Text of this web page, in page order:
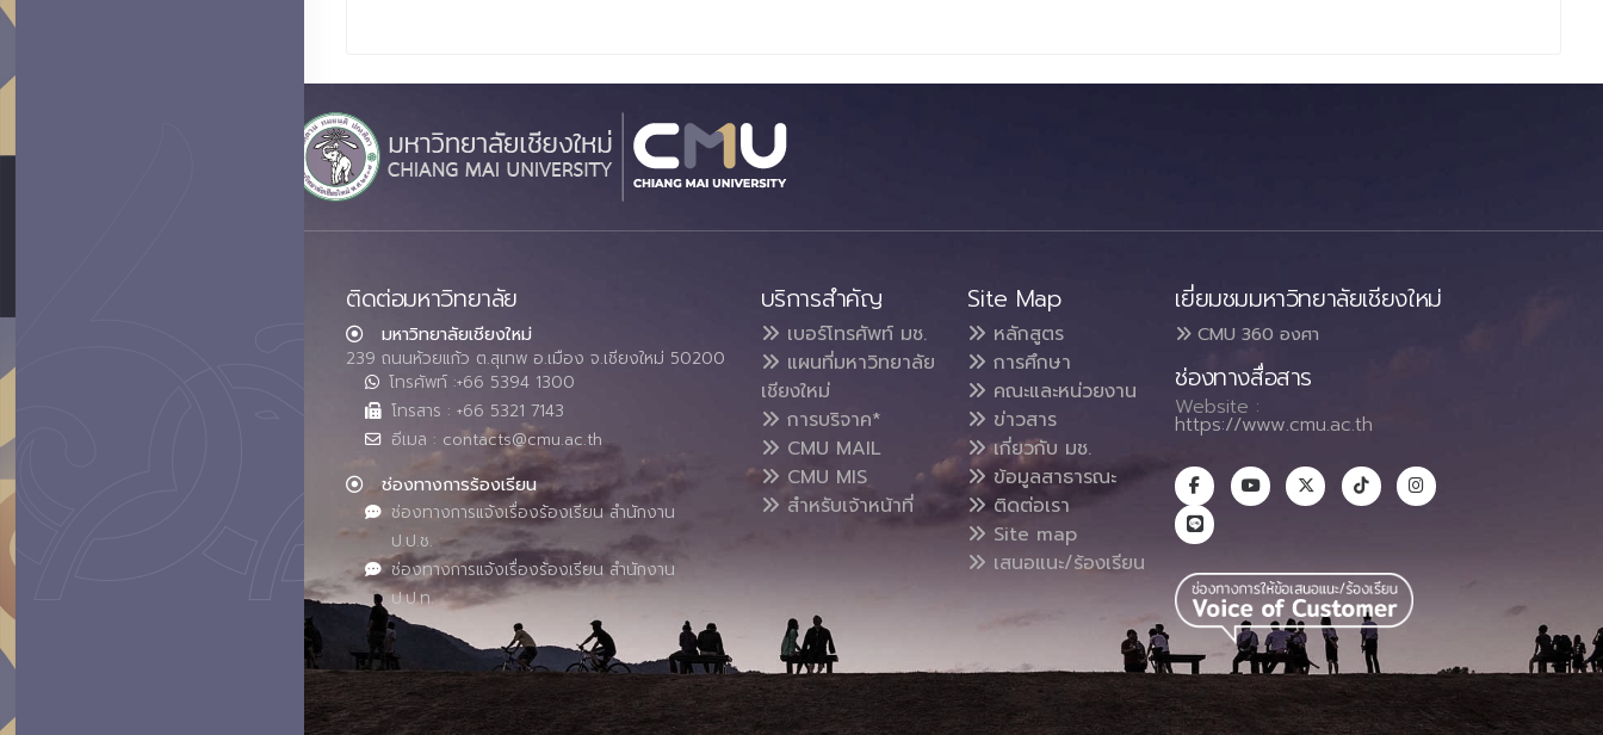
ติดต่อมหาวิทยาลัย
มหาวิทยาลัยเชียงใหม่
239 ถนนห้วยแก้ว ต.สุเทพ อ.เมือง จ.เชียงใหม่ 50200
โทรศัพท์ :+66 5394 1300
โทรสาร : +66 5321 7143
อีเมล : contacts@cmu.ac.th
ช่องทางการร้องเรียน
ช่องทางการแจ้งเรื่องร้องเรียน สำนักงาน
ป.ป.ช.
ช่องทางการแจ้งเรื่องร้องเรียน สำนักงาน
ป.ป.ท.
บริการสำคัญ
เบอร์โทรศัพท์ มช.
แผนที่มหาวิทยาลัย
เชียงใหม่
การบริจาค*
CMU MAIL
CMU MIS
สำหรับเจ้าหน้าที่
Site Map
หลักสูตร
การศึกษา
คณะและหน่วยงาน
ข่าวสาร
เกี่ยวกับ มช.
ข้อมูลสาธารณะ
ติดต่อเรา
Site map
เสนอแนะ/ร้องเรียน
เยี่ยมชมมหาวิทยาลัยเชียงใหม่
CMU 360 องศา
ช่องทางสื่อสาร
Website :
https://www.cmu.ac.th